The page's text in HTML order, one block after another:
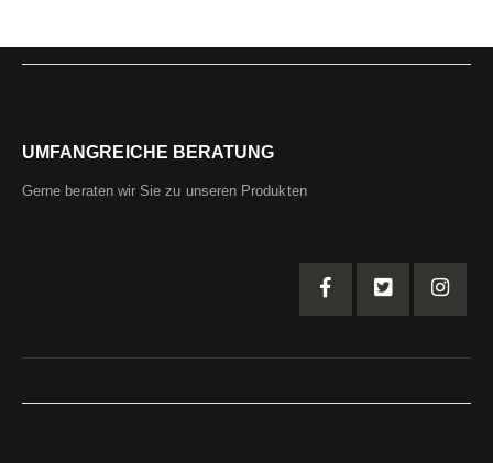
UMFANGREICHE BERATUNG
Gerne beraten wir Sie zu unseren Produkten